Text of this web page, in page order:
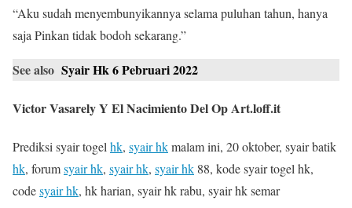
“Aku sudah menyembunyikannya selama puluhan tahun, hanya
saja Pinkan tidak bodoh sekarang.”
See also Syair Hk 6 Pebruari 2022
Victor Vasarely Y El Nacimiento Del Op Art.loff.it
Prediksi syair togelhk, syair hkmalam ini, 20 oktober, syair batik
hk, forumsyair hk, syair hk, syair hk 88, kode syair togel hk,
codesyair hk, hk harian, syair hk rabu, syair hk semar